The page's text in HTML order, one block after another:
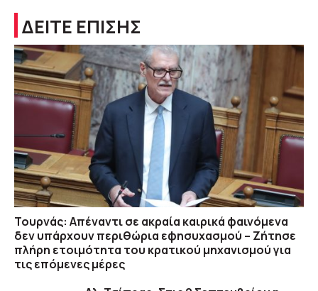
ΔΕΙΤΕ ΕΠΙΣΗΣ
Τουρνάς: Απέναντι σε ακραία καιρικά φαινόμενα
δεν υπάρχουν περιθώρια εφησυχασμού – Ζήτησε
πλήρη ετοιμότητα του κρατικού μηχανισμού για
τις επόμενες μέρες